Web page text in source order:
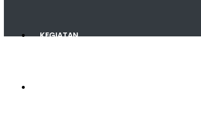
KEGIATAN